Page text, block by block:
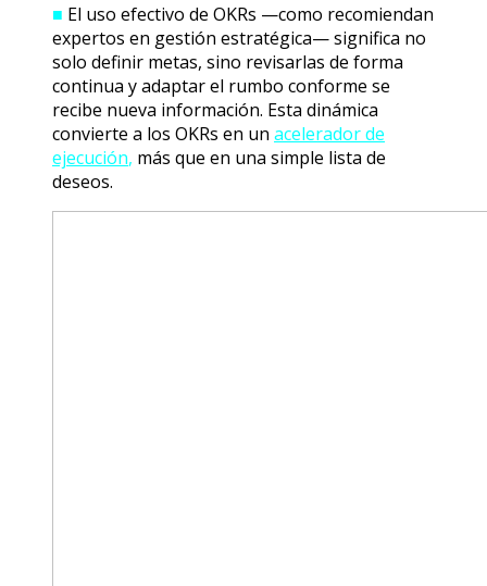
■ El uso efectivo de OKRs —como recomiendan
expertos en gestión estratégica— significa no
solo definir metas, sino revisarlas de forma
continua y adaptar el rumbo conforme se
recibe nueva información. Esta dinámica
convierte a los OKRs en un acelerador de
ejecución, más que en una simple lista de
deseos.